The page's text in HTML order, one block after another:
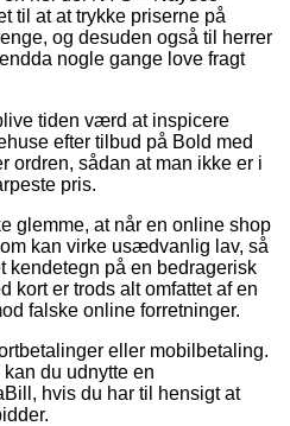
til at at trykke priserne på
og desuden også til herrer
nogle gange love fragt
tiden værd at inspicere
efter tilbud på Bold med
ordren, sådan at man ikke er i
pris.
glemme, at når en online shop
kan virke usædvanlig lav, så
kendetegn på en bedragerisk
kort er trods alt omfattet af en
falske online forretninger.
eller mobilbetaling.
du udnytte en
hvis du har til hensigt at